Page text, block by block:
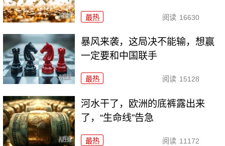
最热 阅读 16630
暴风来袭，这局决不能输，想赢
一定要和中国联手
最热 阅读 15128
河水干了，欧洲的底裤露出来
了，“生命线”告急
最热 阅读 11172